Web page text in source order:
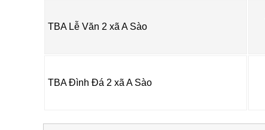
TBA Lễ Văn 2 xã A Sào
TBA Đình Đá 2 xã A Sào